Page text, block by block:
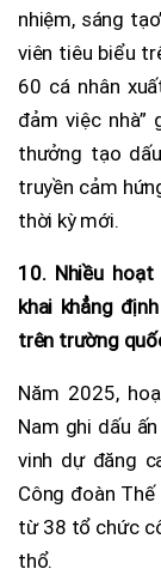
nhiệm, sáng
viên tiêu biểu
60 cá nhân
đảm việc
thưởng tạo
truyền cảm
thời kỳ mới.
10. Nhiều
khai khẳng
trên trường
Năm 2025,
Nam ghi dấu
vinh dự đăng
Công đoàn
từ 38 tổ chức
thổ.